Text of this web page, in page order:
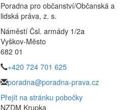
Poradna pro občanství/Občanská a
lidská práva, z. s.
Náměstí Čsl. armády 1/2a
Vyškov-Město
682 01
+420 724 701 625
poradna@poradna-prava.cz
Přejít na stránku pobočky
NZDM Krupka